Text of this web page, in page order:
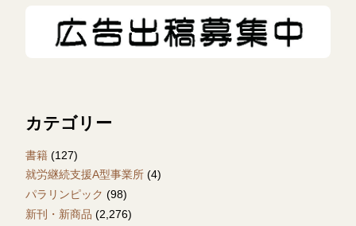
カテゴリー
書籍 (127)
就労継続支援A型事業所 (4)
パラリンピック (98)
新刊・新商品 (2,276)